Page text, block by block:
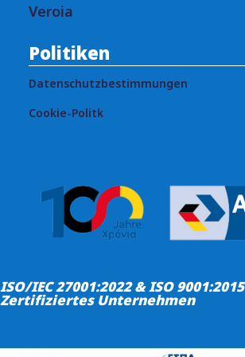
Veroia
Politiken
Datenschutzbestimmungen
Cookie-Politk
ISO/IEC 27001:2022 & ISO 9001:2015
Zertifiziertes Unternehmen